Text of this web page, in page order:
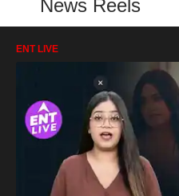
News Reels
ENT LIVE